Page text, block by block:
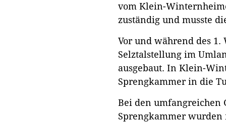
vom Klein-
zuständig und musste
Vor und während des
Selztalstellung im
ausgebaut. In Klein-
Sprengkammer in die
Bei den umfangreichen
Sprengkammer wurden